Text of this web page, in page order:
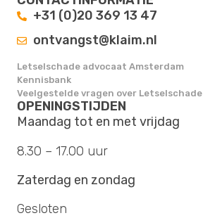
+31 (0)20 369 13 47
ontvangst@klaim.nl
Letselschade advocaat Amsterdam
Kennisbank
Veelgestelde vragen over Letselschade
OPENINGSTIJDEN
Maandag tot en met vrijdag
8.30 – 17.00 uur
Zaterdag en zondag
Gesloten